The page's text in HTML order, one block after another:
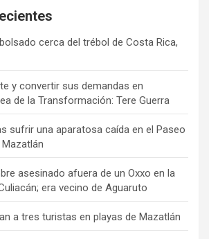
cerca del trébol de Costa Rica,
y convertir sus demandas en
de la Transformación: Tere Guerra
sufrir una aparatosa caída en el Paseo
asesinado afuera de un Oxxo en la
era vecino de Aguaruto
a tres turistas en playas de Mazatlán